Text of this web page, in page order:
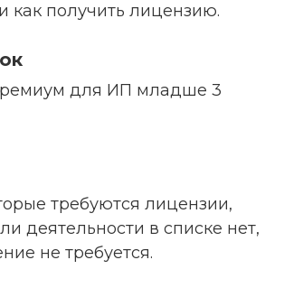
как получить лицензию.
для ИП младше 3
требуются лицензии,
деятельности в списке нет,
не требуется.